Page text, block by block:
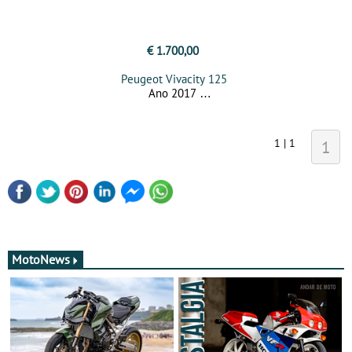
€ 1.700,00
Peugeot Vivacity 125
Ano 2017
1 | 1 1
MotoNews